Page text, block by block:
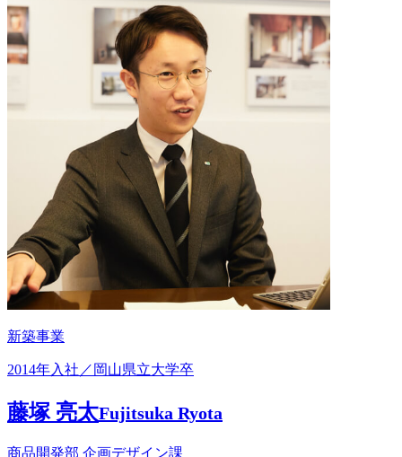
新築事業
2014年入社／岡山県立大学卒
藤塚 亮太Fujitsuka Ryota
商品開発部 企画デザイン課